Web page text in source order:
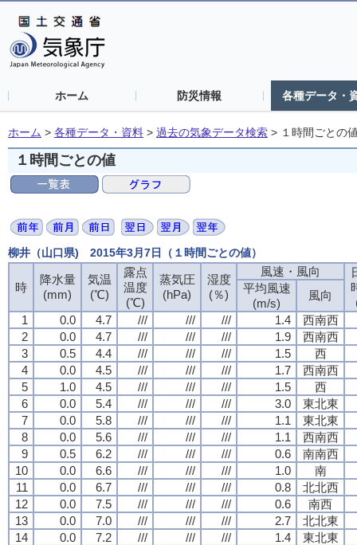
ホーム 防災情報 各種データ・
ホーム > 各種データ・資料 > 過去の気象データ検索 > １時間ごとの
１時間ごとの値
柳井（山口県) 2015年3月7日（１時間ごとの値）
時
降水量
(mm)
気温
(℃)
露点
温度
(℃)
蒸気圧
(hPa)
湿度
(％)
風速・風向
平均風速
(m/s)
風向
1
0.0 4.7 /// /// /// 1.4
西南西
2
0.0 4.7 /// /// /// 1.9
西南西
3
0.5 4.4 /// /// /// 1.5
西
4
0.0 4.5 /// /// /// 1.7
西南西
5
1.0 4.5 /// /// /// 1.5
西
6
0.0 5.4 /// /// /// 3.0
東北東
7
0.0 5.8 /// /// /// 1.1
東北東
8
0.0 5.6 /// /// /// 1.1
西南西
9
0.5 6.2 /// /// /// 0.6
南南西
10
0.0 6.6 /// /// /// 1.0
南
11
0.0 6.7 /// /// /// 0.8
北北西
12
0.0 7.5 /// /// /// 0.6
南西
13
0.0 7.0 /// /// /// 2.7
北北東
14
0.0 7.2 /// /// /// 1.4
東北東
時
降水量
(mm)
気温
(℃)
露点
温度
(℃)
蒸気圧
(hPa)
湿度
(％)
風速・風向
平均風速
(m/s)
風向
1
0.0 4.7 /// /// /// 1.4
西南西
2
0.0 4.7 /// /// /// 1.9
西南西
3
0.5 4.4 /// /// /// 1.5
西
4
0.0 4.5 /// /// /// 1.7
西南西
5
1.0 4.5 /// /// /// 1.5
西
6
0.0 5.4 /// /// /// 3.0
東北東
7
0.0 5.8 /// /// /// 1.1
東北東
8
0.0 5.6 /// /// /// 1.1
西南西
9
0.5 6.2 /// /// /// 0.6
南南西
10
0.0 6.6 /// /// /// 1.0
南
11
0.0 6.7 /// /// /// 0.8
北北西
12
0.0 7.5 /// /// /// 0.6
南西
13
0.0 7.0 /// /// /// 2.7
北北東
14
0.0 7.2 /// /// /// 1.4
東北東
時
降水量
(mm)
気温
(℃)
露点
温度
(℃)
蒸気圧
(hPa)
湿度
(％)
風速・風向
平均風速
(m/s)
風向
1
0.0 4.7 /// /// /// 1.4
西南西
2
0.0 4.7 /// /// /// 1.9
西南西
3
0.5 4.4 /// /// /// 1.5
西
4
0.0 4.5 /// /// /// 1.7
西南西
5
1.0 4.5 /// /// /// 1.5
西
6
0.0 5.4 /// /// /// 3.0
東北東
7
0.0 5.8 /// /// /// 1.1
東北東
8
0.0 5.6 /// /// /// 1.1
西南西
9
0.5 6.2 /// /// /// 0.6
南南西
10
0.0 6.6 /// /// /// 1.0
南
11
0.0 6.7 /// /// /// 0.8
北北西
12
0.0 7.5 /// /// /// 0.6
南西
13
0.0 7.0 /// /// /// 2.7
北北東
14
0.0 7.2 /// /// /// 1.4
東北東
時
降水量
(mm)
気温
(℃)
露点
温度
(℃)
蒸気圧
(hPa)
湿度
(％)
風速・風向
平均風速
(m/s)
風向
1
0.0 4.7 /// /// /// 1.4
西南西
2
0.0 4.7 /// /// /// 1.9
西南西
3
0.5 4.4 /// /// /// 1.5
西
4
0.0 4.5 /// /// /// 1.7
西南西
5
1.0 4.5 /// /// /// 1.5
西
6
0.0 5.4 /// /// /// 3.0
東北東
7
0.0 5.8 /// /// /// 1.1
東北東
8
0.0 5.6 /// /// /// 1.1
西南西
9
0.5 6.2 /// /// /// 0.6
南南西
10
0.0 6.6 /// /// /// 1.0
南
11
0.0 6.7 /// /// /// 0.8
北北西
12
0.0 7.5 /// /// /// 0.6
南西
13
0.0 7.0 /// /// /// 2.7
北北東
14
0.0 7.2 /// /// /// 1.4
東北東